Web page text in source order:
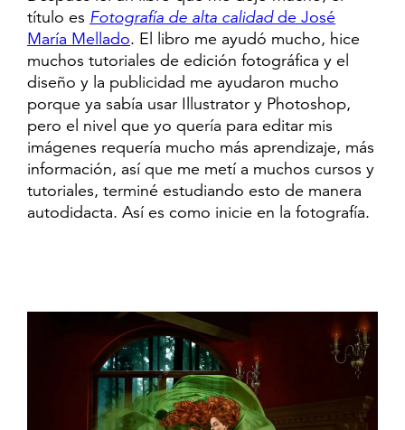
título es Fotografía de alta calidadde José
María Mellado. El libro me ayudó mucho, hice
muchos tutoriales de edición fotográfica y el
diseño y la publicidad me ayudaron mucho
porque ya sabía usar Illustrator y Photoshop,
pero el nivel que yo quería para editar mis
imágenes requería mucho más aprendizaje, más
información, así que me metí a muchos cursos y
tutoriales, terminé estudiando esto de manera
autodidacta. Así es como inicie en la fotografía.